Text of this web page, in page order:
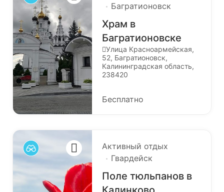
Багратионовск
Храм в
Багратионовске
Улица Красноармейская,
52, Багратионовск,
Калининградская область,
238420
Бесплатно
Активный отдых
Гвардейск
Поле тюльпанов в